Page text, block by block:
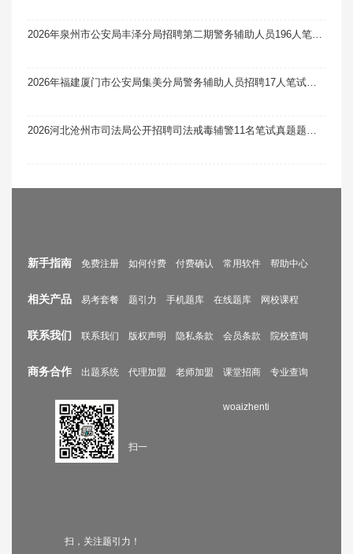
新手指南 免费注册 如何付费 付费确认 常用软件 帮助中心
相关产品 易考套餐 题引力 手机题库 在线题库 网校课程
联系我们 联系我们 版权声明 隐私条款 会员条款 院校查询
商务合作 出题系统 代理加盟 老师加盟 课堂招商 专业查询
扫一
扫，关注题引力！
woaizhenti